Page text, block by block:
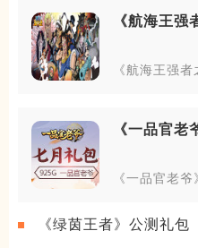
《航海王
《航海王强
《一品官老
《一品官老
《绿茵王者》公测礼包